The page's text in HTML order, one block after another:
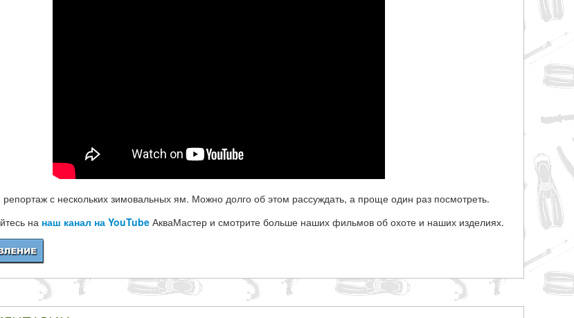
с нескольких зимовальных ям. Можно долго об этом рассуждать, а проще один раз посмотреть.
на наш канал на YouTube АкваМастер и смотрите больше наших фильмов об охоте и наших изделиях.